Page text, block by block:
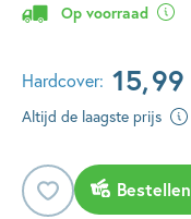
Op voorraad
Hardcover: 15,99
Altijd de laagste prijs
Bestellen